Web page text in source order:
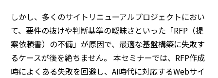
しかし、多くのサイトリニューアルプロジェクトにおい
て、要件の抜けや判断基準の曖昧さといった「RFP（提
案依頼書）の不備」が原因で、最適な基盤構築に失敗す
るケースが後を絶ちません。 本セミナーでは、RFP作成
時によくある失敗を回避し、AI時代に対応するWebサイ